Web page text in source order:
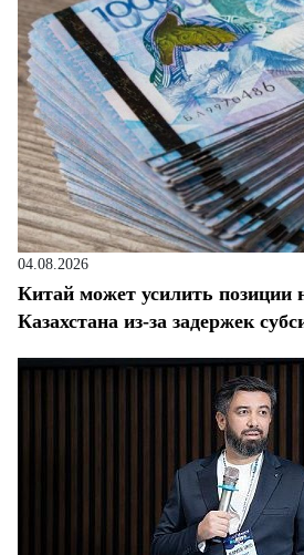
04.08.2026
Китай может усилить
Казахстана из-за задержек